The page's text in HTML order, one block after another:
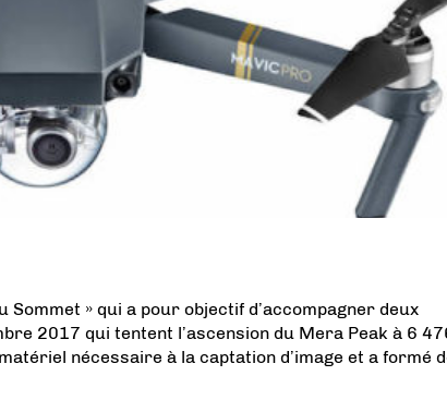
» qui a pour objectif d’accompagner deux
2017 qui tentent l’ascension du Mera Peak à 6
nécessaire à la captation d’image et a formé